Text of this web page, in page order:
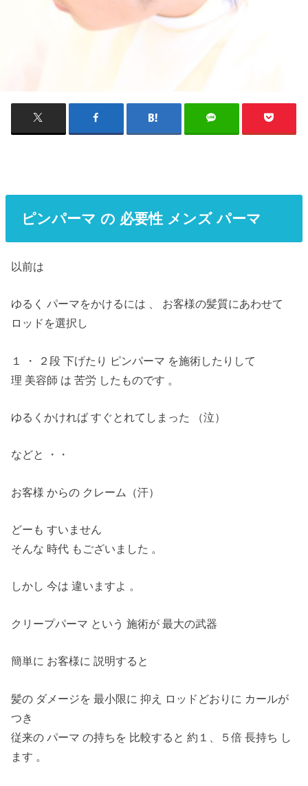
ピンパーマ の 必要性 メンズ パーマ
以前は
ゆるく パーマをかけるには 、 お客様の髪質にあわせて
ロッドを選択し
１ ・ ２段 下げたり ピンパーマ を施術したりして
理 美容師 は 苦労 したものです 。
ゆるくかければ すぐとれてしまった （泣）
などと ・・
お客様 からの クレーム（汗）
どーも すいません
そんな 時代 もございました 。
しかし 今は 違いますよ 。
クリープパーマ という 施術が 最大の武器
簡単に お客様に 説明すると
髪の ダメージを 最小限に 抑え ロッドどおりに カールが
つき
従来の パーマ の持ちを 比較すると 約１、５倍 長持ち し
ます 。